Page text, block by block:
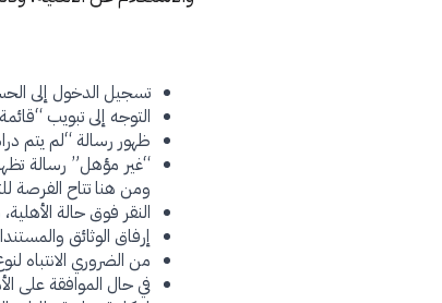
تسجيل الدخول إلى
التوجه إلى تبويب
ظهور رسالة “لم يتم
“غير مؤهل” رسالة
ومن هنا تتاح الفرصة
النقر فوق حالة
إرفاق الوثائق
من الضروري الانتباه
في حال الموافقة على